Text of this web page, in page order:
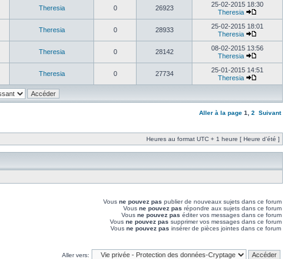
Theresia 0 26923
25-02-2015 18:30
Theresia
Theresia 0 28933
25-02-2015 18:01
Theresia
Theresia 0 28142
08-02-2015 13:56
Theresia
Theresia 0 27734
25-01-2015 14:51
Theresia
Aller à la page 1 2 Suivant
Heures au format UTC + 1 heure [ Heure d’été ]
Vous ne pouvez pas publier de nouveaux sujets dans ce forum
Vous ne pouvez pas répondre aux sujets dans ce forum
Vous ne pouvez pas éditer vos messages dans ce forum
Vous ne pouvez pas supprimer vos messages dans ce forum
Vous ne pouvez pas insérer de pièces jointes dans ce forum
Aller vers: